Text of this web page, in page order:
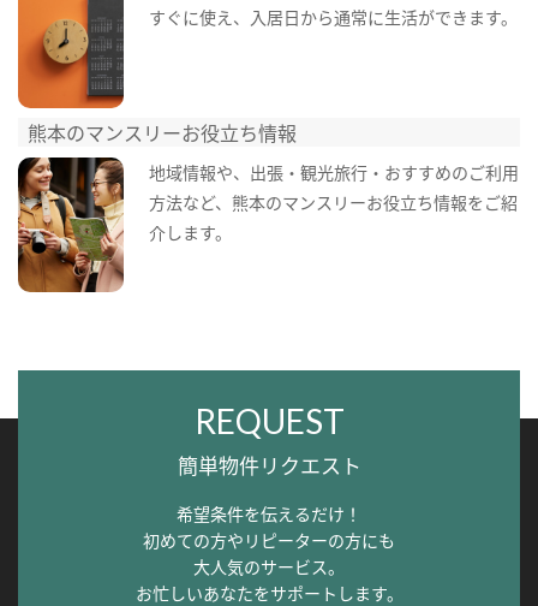
すぐに使え、入居日から通常に生活ができます。
熊本のマンスリーお役立ち情報
地域情報や、出張・観光旅行・おすすめのご利用
方法など、熊本のマンスリーお役立ち情報をご紹
介します。
REQUEST
簡単物件リクエスト
希望条件を伝えるだけ！
初めての方やリピーターの方にも
大人気のサービス。
お忙しいあなたをサポートします。